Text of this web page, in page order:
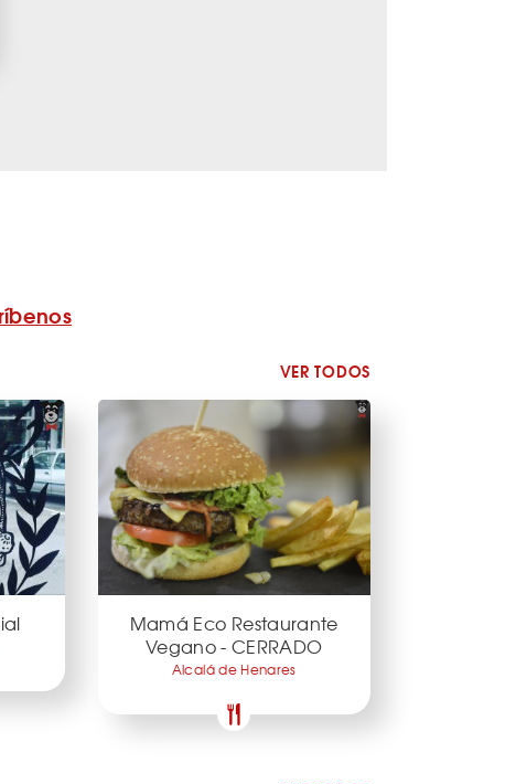
VER TODOS
Mamá Eco Restaurante
Vegano - CERRADO
Alcalá de Henares